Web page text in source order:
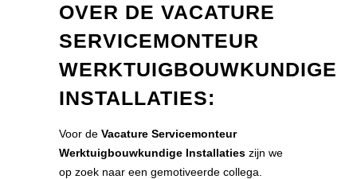
OVER DE VACATURE
SERVICEMONTEUR
WERKTUIGBOUWKUNDIGE
INSTALLATIES:
Voor de Vacature Servicemonteur
Werktuigbouwkundige Installaties zijn we
op zoek naar een gemotiveerde collega.